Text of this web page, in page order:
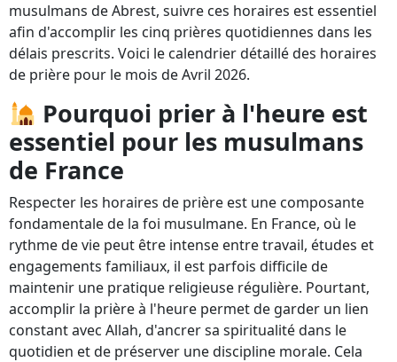
musulmans de Abrest, suivre ces horaires est essentiel
afin d'accomplir les cinq prières quotidiennes dans les
délais prescrits. Voici le calendrier détaillé des horaires
de prière pour le mois de Avril 2026.
Pourquoi prier à l'heure est
essentiel pour les musulmans
de France
Respecter les horaires de prière est une composante
fondamentale de la foi musulmane. En France, où le
rythme de vie peut être intense entre travail, études et
engagements familiaux, il est parfois difficile de
maintenir une pratique religieuse régulière. Pourtant,
accomplir la prière à l'heure permet de garder un lien
constant avec Allah, d'ancrer sa spiritualité dans le
quotidien et de préserver une discipline morale. Cela